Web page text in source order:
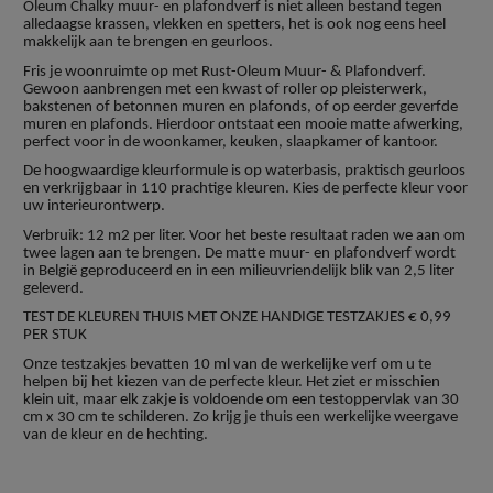
Oleum Chalky muur- en plafondverf is niet alleen bestand tegen
alledaagse krassen, vlekken en spetters, het is ook nog eens heel
makkelijk aan te brengen en geurloos.
Fris je woonruimte op met Rust-Oleum Muur- & Plafondverf.
Gewoon aanbrengen met een kwast of roller op pleisterwerk,
bakstenen of betonnen muren en plafonds, of op eerder geverfde
muren en plafonds. Hierdoor ontstaat een mooie matte afwerking,
perfect voor in de woonkamer, keuken, slaapkamer of kantoor.
De hoogwaardige kleurformule is op waterbasis, praktisch geurloos
en verkrijgbaar in 110 prachtige kleuren. Kies de perfecte kleur voor
uw interieurontwerp.
Verbruik: 12 m2 per liter. Voor het beste resultaat raden we aan om
twee lagen aan te brengen. De matte muur- en plafondverf wordt
in België geproduceerd en in een milieuvriendelijk blik van 2,5 liter
geleverd.
TEST DE KLEUREN THUIS MET ONZE HANDIGE TESTZAKJES € 0,99
PER STUK
Onze testzakjes bevatten 10 ml van de werkelijke verf om u te
helpen bij het kiezen van de perfecte kleur. Het ziet er misschien
klein uit, maar elk zakje is voldoende om een testoppervlak van 30
cm x 30 cm te schilderen. Zo krijg je thuis een werkelijke weergave
van de kleur en de hechting.